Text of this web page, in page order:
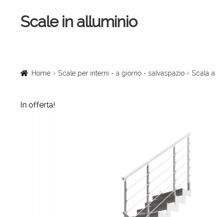
Vai
alla
Vai
al
Scale in alluminio
Scale a chiocciola
Home Scale per interni - a giorno - salvaspazio Scala a
In offerta!